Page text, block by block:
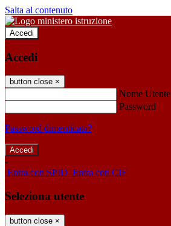
Salta al contenuto
Accedi
Accedi
button close ×
Nome Utente
Password
Password dimenticata?
-
Entra con SPID Entra con CIE
Seleziona utente
button close ×